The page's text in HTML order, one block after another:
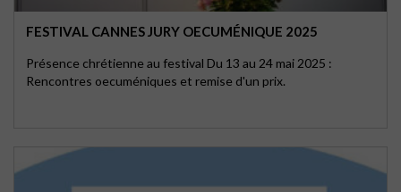
FESTIVAL CANNES JURY OECUMÉNIQUE 2025
Présence chrétienne au festival Du 13 au 24 mai 2025 :
Rencontres oecuméniques et remise d'un prix.